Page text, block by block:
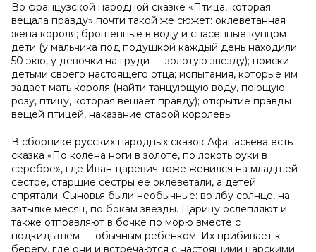
Во французской народной сказке «Птица, которая
вещала правду» почти такой же сюжет: оклеветанная
жена короля; брошенные в воду и спасенные купцом
дети (у мальчика под подушкой каждый день находили
50 экю, у девочки на груди — золотую звезду); поиски
детьми своего настоящего отца; испытания, которые им
задает мать короля (найти танцующую воду, поющую
розу, птицу, которая вещает правду); открытие правды
вещей птицей, наказание старой королевы.
В сборнике русских народных сказок Афанасьева есть
сказка «По колена ноги в золоте, по локоть руки в
серебре», где Иван-царевич тоже женился на младшей
сестре, старшие сестры ее оклеветали, а детей
спрятали. Сыновья были необычные: во лбу солнце, на
затылке месяц, по бокам звезды. Царицу ослепляют и
также отправляют в бочке по морю вместе с
подкидышем — обычным ребенком. Их прибивает к
берегу, где они и встречаются с настоящими царскими